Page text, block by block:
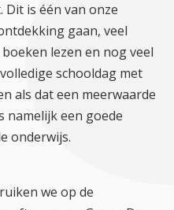
is één van onze
gaan, veel
lezen en nog veel
schooldag met
als dat een meerwaarde
namelijk een goede
onderwijs.
we op de